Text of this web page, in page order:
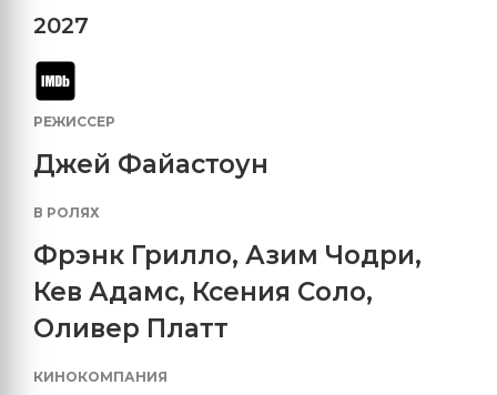
2027
РЕЖИССЕР
Джей Файастоун
В РОЛЯХ
Фрэнк Грилло, Азим Чодри,
Кев Адамс, Ксения Соло,
Оливер Платт
КИНОКОМПАНИЯ